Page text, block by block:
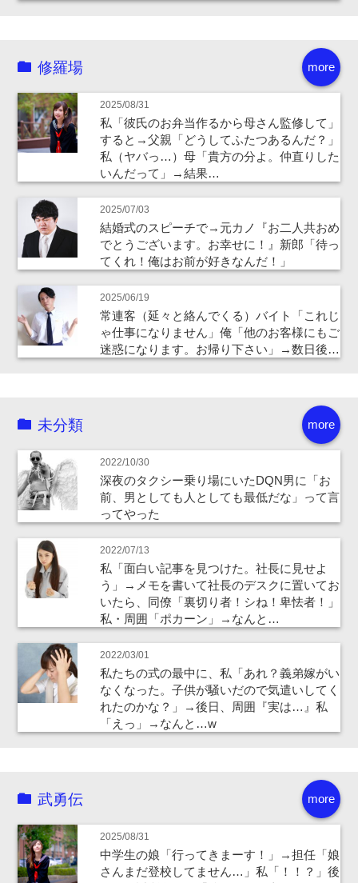
more
修羅場
2025/08/31
私「彼氏のお弁当作るから母さん監修して」
すると→父親「どうしてふたつあるんだ？」
私（ヤバっ…）母「貴方の分よ。仲直りした
いんだって」→結果…
2025/07/03
結婚式のスピーチで→元カノ『お二人共おめ
でとうございます。お幸せに！』新郎「待っ
てくれ！俺はお前が好きなんだ！」
2025/06/19
常連客（延々と絡んでくる）バイト「これじ
ゃ仕事になりません」俺「他のお客様にもご
迷惑になります。お帰り下さい」→数日後…
more
未分類
2022/10/30
深夜のタクシー乗り場にいたDQN男に「お
前、男としても人としても最低だな」って言
ってやった
2022/07/13
私「面白い記事を見つけた。社長に見せよ
う」→メモを書いて社長のデスクに置いてお
いたら、同僚「裏切り者！シね！卑怯者！」
私・周囲「ポカーン」→なんと…
2022/03/01
私たちの式の最中に、私「あれ？義弟嫁がい
なくなった。子供が騒いだので気遣いしてく
れたのかな？」→後日、周囲『実は…』私
「えっ」→なんと…w
more
武勇伝
2025/08/31
中学生の娘「行ってきまーす！」→担任「娘
さんまだ登校してません…」私「！！？」後